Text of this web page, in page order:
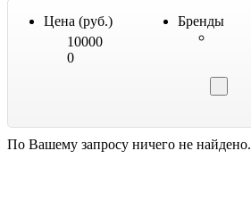
Цена (руб.)
10000
0
Бренды
По Вашему запросу ничего не найдено.